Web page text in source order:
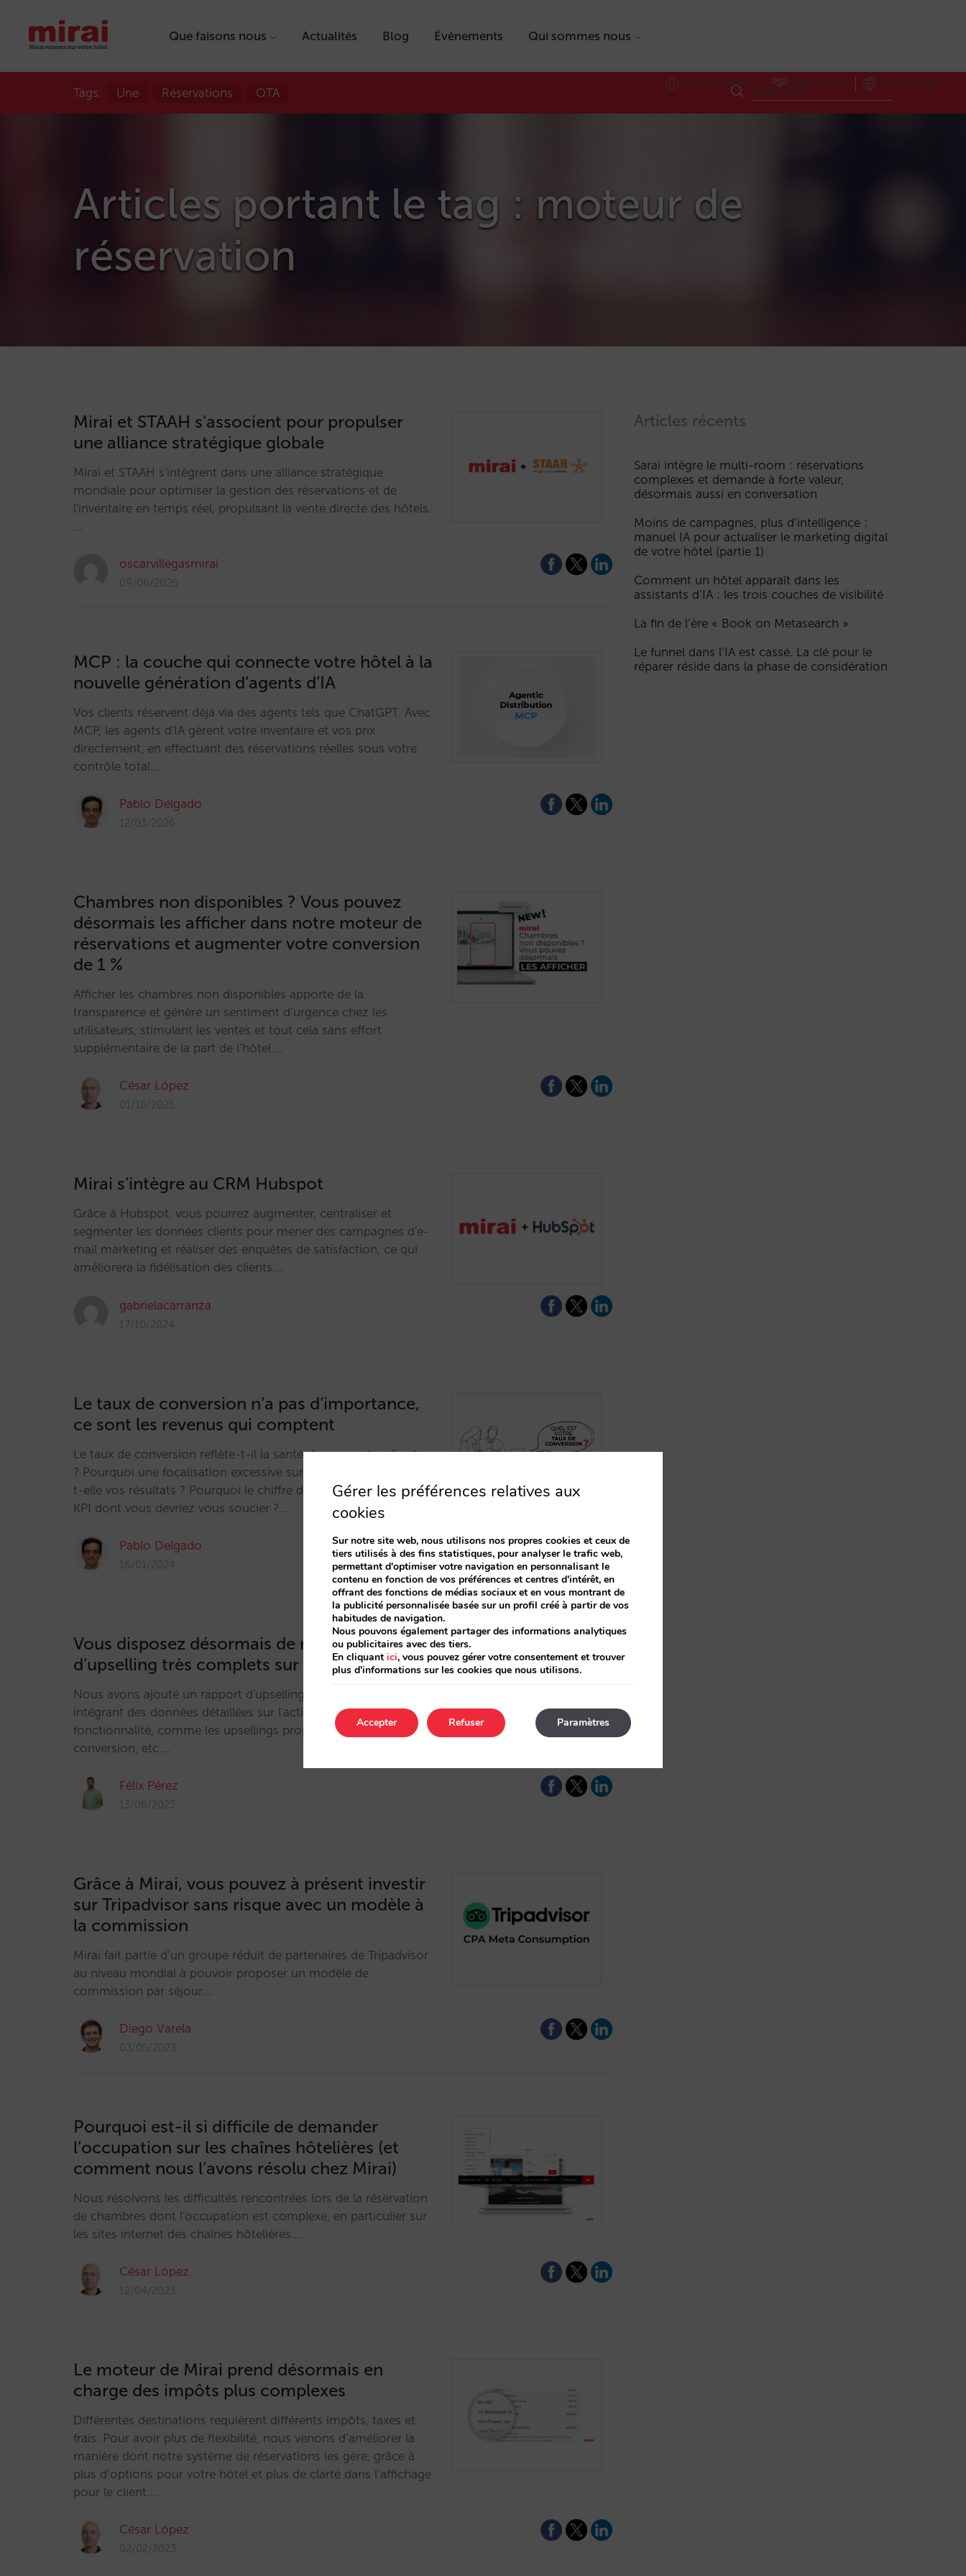
Que faisons nous Actualités Blog Évènements Qui sommes nous
Accès Hôteliers Partnerships International
Tags: Une Réservations OTA
Articles portant le tag : moteur de
réservation
Mirai et STAAH s’associent pour propulser
une alliance stratégique globale
Mirai et STAAH s'intègrent dans une alliance stratégique
mondiale pour optimiser la gestion des réservations et de
l'inventaire en temps réel, propulsant la vente directe des hôtels.
…
oscarvillegasmirai
09/06/2026
MCP : la couche qui connecte votre hôtel à la
nouvelle génération d’agents d’IA
Vos clients réservent déjà via des agents tels que ChatGPT. Avec
MCP, les agents d'IA gèrent votre inventaire et vos prix
directement, en effectuant des réservations réelles sous votre
contrôle total.…
Pablo Delgado
12/03/2026
Chambres non disponibles ? Vous pouvez
désormais les afficher dans notre moteur de
réservations et augmenter votre conversion
de 1 %
Afficher les chambres non disponibles apporte de la
transparence et génère un sentiment d’urgence chez les
utilisateurs, stimulant les ventes et tout cela sans effort
supplémentaire de la part de l’hôtel.…
César López
01/10/2025
Mirai s’intègre au CRM Hubspot
Grâce à Hubspot, vous pourrez augmenter, centraliser et
segmenter les données clients pour mener des campagnes d'e-
mail marketing et réaliser des enquêtes de satisfaction, ce qui
améliorera la fidélisation des clients.…
gabrielacarranza
17/10/2024
Le taux de conversion n’a pas d’importance,
ce sont les revenus qui comptent
Le taux de conversion reflète-t-il la santé de vos ventes directes
? Pourquoi une focalisation excessive sur la conversion pénalise-
t-elle vos résultats ? Pourquoi le chiffre d’affaires est-il le seul
KPI dont vous devriez vous soucier ?…
Pablo Delgado
16/01/2024
Vous disposez désormais de rapports
d’upselling très complets sur le BI
Nous avons ajouté un rapport d'upselling dans notre BI, en y
intégrant des données détaillées sur l'activité de cette
fonctionnalité, comme les upsellings proposés, le taux de
conversion, etc.…
Félix Pérez
13/06/2023
Grâce à Mirai, vous pouvez à présent investir
sur Tripadvisor sans risque avec un modèle à
la commission
Mirai fait partie d’un groupe réduit de partenaires de Tripadvisor
au niveau mondial à pouvoir proposer un modèle de
commission par séjour.…
Diego Varela
03/05/2023
Pourquoi est-il si difficile de demander
l’occupation sur les chaînes hôtelières (et
comment nous l’avons résolu chez Mirai)
Nous résolvons les difficultés rencontrées lors de la réservation
de chambres dont l'occupation est complexe, en particulier sur
les sites internet des chaînes hôtelières.…
César López
12/04/2023
Le moteur de Mirai prend désormais en
charge des impôts plus complexes
Différentes destinations requièrent différents impôts, taxes et
frais. Pour avoir plus de flexibilité, nous venons d’améliorer la
manière dont notre système de réservations les gère, grâce à
plus d’options pour votre hôtel et plus de clarté dans l’affichage
pour le client.…
César López
02/02/2023
Articles récents
Sarai intègre le multi-room : réservations
complexes et demande à forte valeur,
désormais aussi en conversation
Moins de campagnes, plus d’intelligence :
manuel IA pour actualiser le marketing digital
de votre hôtel (partie 1)
Comment un hôtel apparaît dans les
assistants d’IA : les trois couches de visibilité
La fin de l’ère « Book on Metasearch »
Le funnel dans l’IA est cassé. La clé pour le
réparer réside dans la phase de considération
Gérer les préférences relatives aux
cookies
Sur notre site web, nous utilisons nos propres cookies et ceux de
tiers utilisés à des fins statistiques, pour analyser le trafic web,
permettant d'optimiser votre navigation en personnalisant le
contenu en fonction de vos préférences et centres d'intérêt, en
offrant des fonctions de médias sociaux et en vous montrant de
la publicité personnalisée basée sur un profil créé à partir de vos
habitudes de navigation.
Nous pouvons également partager des informations analytiques
ou publicitaires avec des tiers.
En cliquant ici, vous pouvez gérer votre consentement et trouver
plus d'informations sur les cookies que nous utilisons.
Accepter Paramètres
Refuser